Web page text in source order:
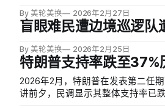
中目标。此次事件发生后，联邦航
克萨斯州埃尔帕索附近的空域管制
By 美轮美换 2026年2月27日
盲眼难民遭边境巡逻队
By 美轮美换 2026年2月25日
特朗普支持率跌至37%
2026年2月，特朗普在发表第二任
讲前夕，民调显示其整体支持率已